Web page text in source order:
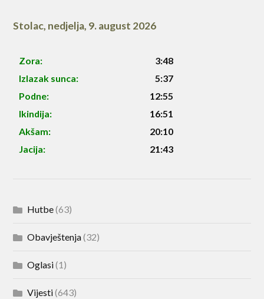
Stolac, nedjelja, 9. august 2026
Zora:
3:48
Izlazak sunca:
5:37
Podne:
12:55
Ikindija:
16:51
Akšam:
20:10
Jacija:
21:43
Hutbe(63)
Obavještenja(32)
Oglasi(1)
Vijesti(643)